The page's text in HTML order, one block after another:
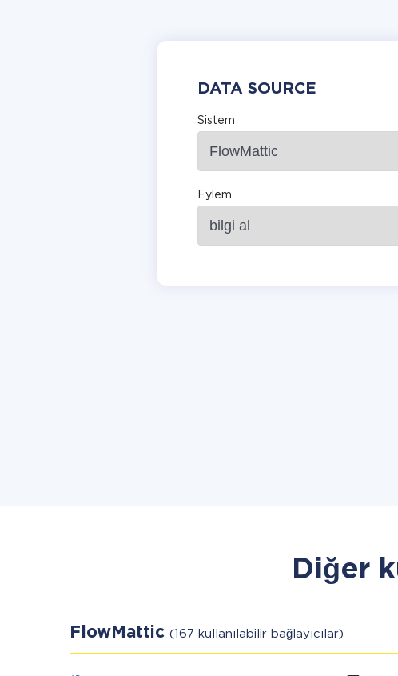
DATA SOURCE
Sistem
Eylem
Diğer
FlowMattic (167 kullanılabilir bağlayıcılar)